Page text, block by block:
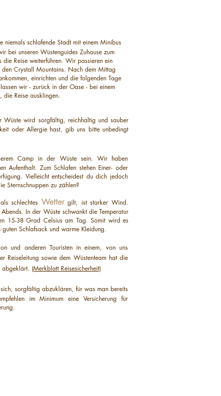
schlafende Stadt mit einem Minibus
bei unseren Wüstenguides Zuhause zum
Reise weiterführen. Wir passieren ein
Crystall Mountains. Nach dem Mittag
einrichten und die folgenden Tage
wir - zurück in der Oase - bei einem
die Reise ausklingen.
Wüste wird sorgfältig, reichhaltig und sauber
oder Allergie hast, gib uns bitte unbedingt
Camp in der Wüste sein. Wir haben
Aufenthalt. Zum Schlafen stehen Einer- oder
Vielleicht entscheidest du dich jedoch
Sternschnuppen zu zählen?
schlechtes Wettergilt, ist starker Wind.
In der Wüste schwankt die Temperatur
15-38 Grad Celsius am Tag. Somit wird es
Schlafsack und warme Kleidung.
und anderen Touristen in einem, von uns
Reiseleitung sowie dem Wüstenteam hat die
abgeklärt. (Merkblatt Reisesicherheit)
sorgfältig abzuklären, für was man bereits
im Minimum eine Versicherung für